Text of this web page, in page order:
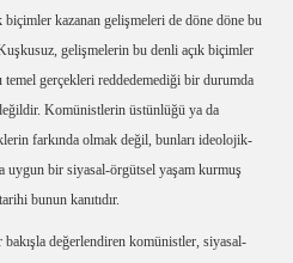
biçimler kazanan gelişmeleri de döne döne bu
gelişmelerin bu denli açık biçimler
temel gerçekleri reddedemediği bir durumda
Komünistlerin üstünlüğü ya da
farkında olmak değil, bunları ideolojik-
uygun bir siyasal-örgütsel yaşam kurmuş
bunun kanıtıdır.
değerlendiren komünistler, siyasal-